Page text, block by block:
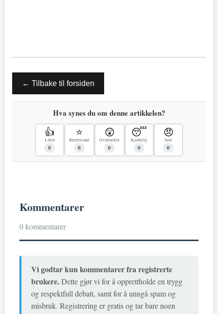
← Tilbake til forsiden
Hva synes du om denne artikkelen?
👍
Liker
0
⭐
Interessant
0
😲
Overrasket
0
😴
Kjedelig
0
😠
Sint
0
Kommentarer
0 kommentarer
Vi godtar kun kommentarer fra registrerte
brukere.Dette gjør vi for å opprettholde en trygg
og respektfull debatt, samt for å unngå spam og
misbruk. Registrering er gratis og tar bare noen